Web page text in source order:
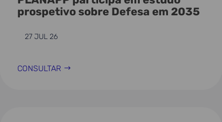
prospetivo sobre Defesa em 2035
27 JUL 26
CONSULTAR